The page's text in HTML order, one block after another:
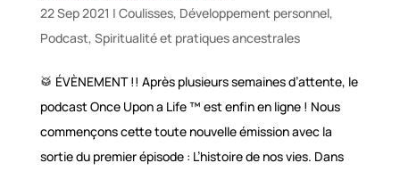
22 Sep 2021 | Coulisses, Développement personnel,
Podcast, Spiritualité et pratiques ancestrales
🥁 ÉVÈNEMENT !! Après plusieurs semaines d’attente, le
podcast Once Upon a Life ™ est enfin en ligne ! Nous
commençons cette toute nouvelle émission avec la
sortie du premier épisode : L’histoire de nos vies. Dans